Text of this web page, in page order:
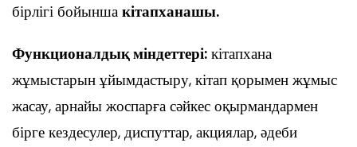
бірлігі бойынша кітапханашы.
Функционалдық міндеттері: кітапхана
жұмыстарын ұйымдастыру, кітап қорымен жұмыс
жасау, арнайы жоспарға сәйкес оқырмандармен
бірге кездесулер, диспуттар, акциялар, әдеби